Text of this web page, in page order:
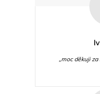
„moc děkuji